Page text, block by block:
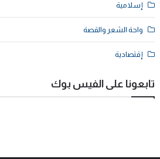
إسلامية
واحة الشعر والقصة
إقتصادية
تابعونا على الفيس بوك